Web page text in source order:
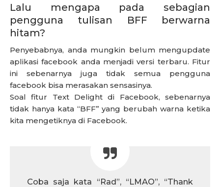
Lalu mengapa pada sebagian
pengguna tulisan BFF berwarna
hitam?
Penyebabnya, anda mungkin belum mengupdate
aplikasi facebook anda menjadi versi terbaru. Fitur
ini sebenarnya juga tidak semua pengguna
facebook bisa merasakan sensasinya.
Soal fitur Text Delight di Facebook, sebenarnya
tidak hanya kata “BFF” yang berubah warna ketika
kita mengetiknya di Facebook.
Coba saja kata “Rad”, “LMAO”, “Thank